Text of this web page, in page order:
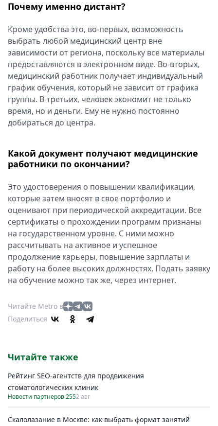
Почему именно дистант?
Кроме удобства это, во-первых, возможность
выбрать любой медицинский центр вне
зависимости от региона, поскольку все материалы
предоставляются в электронном виде. Во-вторых,
медицинский работник получает индивидуальный
график обучения, который не зависит от графика
группы. В-третьих, человек экономит не только
время, но и деньги. Ему не нужно постоянно
добираться до центра.
Какой документ получают медицинские
работники по окончании?
Это удостоверения о повышении квалификации,
которые затем вносят в свое портфолио и
оценивают при периодической аккредитации. Все
сертификаты о прохождении программ признаны
на государственном уровне. С ними можно
рассчитывать на активное и успешное
продолжение карьеры, повышение зарплаты и
работу на более высоких должностях. Подать заявку
на обучение можно так же, через интернет.
Читайте Metro в
Поделиться
Читайте также
Рейтинг SEO-агентств для продвижения
стоматологических клиник
Новости партнеров 2552 авг
Скалолазание в Москве: как выбрать формат занятий